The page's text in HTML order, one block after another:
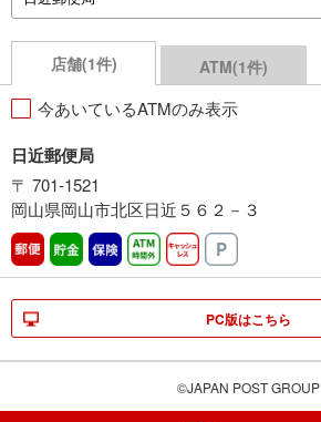
店舗(1件) ATM(1件)
今あいているATMのみ表示
日近郵便局
〒 701-1521
岡山県岡山市北区日近５６２－３
郵便 貯金 保険 ATM時間外キャッシュレス
PC版はこちら
©JAPAN POST GROUP